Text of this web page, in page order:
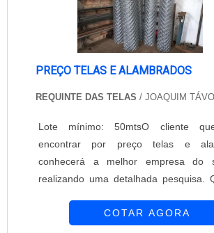
PREÇO TELAS E ALAMBRADOS
REQUINTE DAS TELAS / JOAQUIM
Lote mínimo: 50mtsO cliente
encontrar por preço telas e
conhecerá a melhor empresa do
realizando uma detalhada pesquisa.
melhor mão de obra da Requinte
COTAR AGORA